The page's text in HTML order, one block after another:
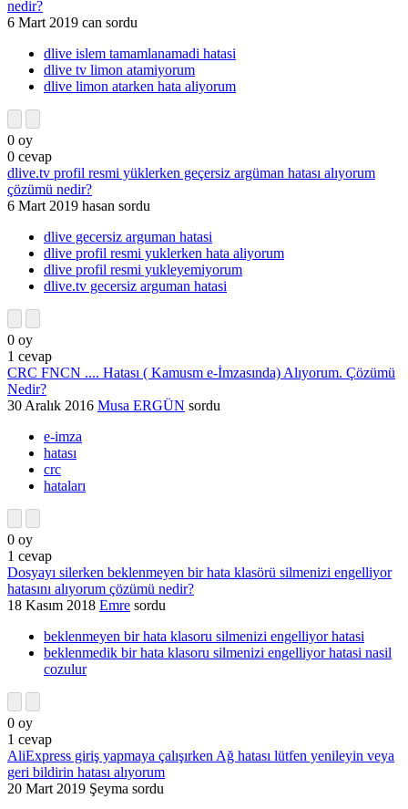
nedir?
6 Mart 2019 can sordu
dlive islem tamamlanamadi hatasi
dlive tv limon atamiyorum
dlive limon atarken hata aliyorum
0 oy
0 cevap
dlive.tv profil resmi yüklerken geçersiz argüman hatası alıyorum
çözümü nedir?
6 Mart 2019 hasan sordu
dlive gecersiz arguman hatasi
dlive profil resmi yuklerken hata aliyorum
dlive profil resmi yukleyemiyorum
dlive.tv gecersiz arguman hatasi
0 oy
1 cevap
CRC FNCN .... Hatası ( Kamusm e-İmzasında) Alıyorum. Çözümü
Nedir?
30 Aralık 2016 Musa ERGÜN sordu
e-imza
hatası
crc
hataları
0 oy
1 cevap
Dosyayı silerken beklenmeyen bir hata klasörü silmenizi engelliyor
hatasını alıyorum çözümü nedir?
18 Kasım 2018 Emre sordu
beklenmeyen bir hata klasoru silmenizi engelliyor hatasi
beklenmedik bir hata klasoru silmenizi engelliyor hatasi nasil
cozulur
0 oy
1 cevap
AliExpress giriş yapmaya çalışırken Ağ hatası lütfen yenileyin veya
geri bildirin hatası alıyorum
20 Mart 2019 Şeyma sordu